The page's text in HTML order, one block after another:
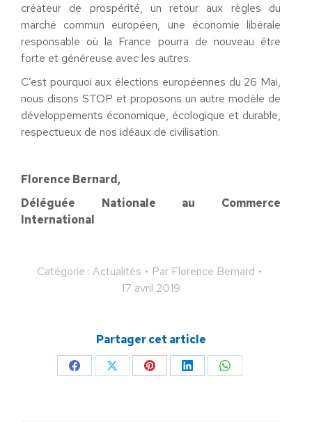
créateur de prospérité, un retour aux règles du
marché commun européen, une économie libérale
responsable où la France pourra de nouveau être
forte et généreuse avec les autres.
C’est pourquoi aux élections européennes du 26 Mai,
nous disons STOP et proposons un autre modèle de
développements économique, écologique et durable,
respectueux de nos idéaux de civilisation.
Florence Bernard,
Déléguée Nationale au Commerce
International
Catégorie : Actualités Par Florence Bernard
17 avril 2019
Partager cet article
PartagerPartagerPartagerPartagerPartager